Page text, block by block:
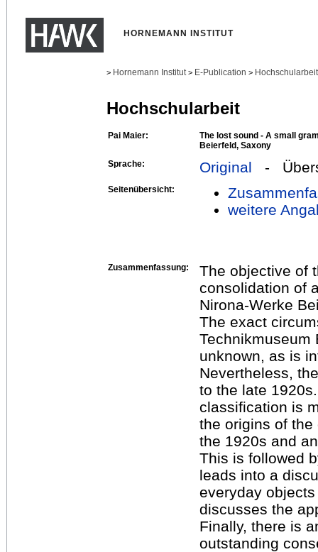
HORNEMANN INSTITUT
> Hornemann Institut > E-Publication >
Hochschularbeit
Pai Maier:
The lost sound - A small
Beierfeld, Saxony
Sprache:
Original -
Seitenübersicht:
weitere
Zusammenfassung:
The objective of
consolidation of
Nirona-Werke
The exact
Technikmuseum
unknown, as is
Nevertheless,
to the late
classification is
the origins of
the 1920s and
This is followed
leads into a
everyday
discusses the
Finally, there is
outstanding